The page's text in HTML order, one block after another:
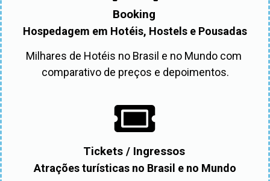
Booking
Hospedagem em Hotéis, Hostels e Pousadas
Milhares de Hotéis no Brasil e no Mundo com
comparativo de preços e depoimentos.
Tickets / Ingressos
Atrações turísticas no Brasil e no Mundo